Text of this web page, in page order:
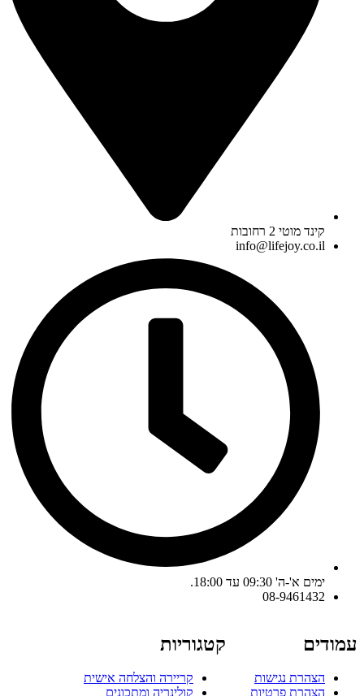
קינד מוטי 2 רחובות
info@lifejoy.co.il
ימים א'-ה' 09:30 עד 18:00.
08-9461432
עמודים
הצהרת נגישות
הצהרת פרטיות
קטגוריות
קריירה והצלחה אישית
קולינריה ומתכונים